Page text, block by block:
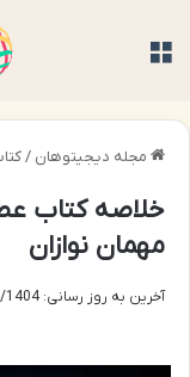
مجله دیجیتوهان /
خلاصه کتاب
مهمان نوازان
آخرین به روز رسانی: 05/05/1404